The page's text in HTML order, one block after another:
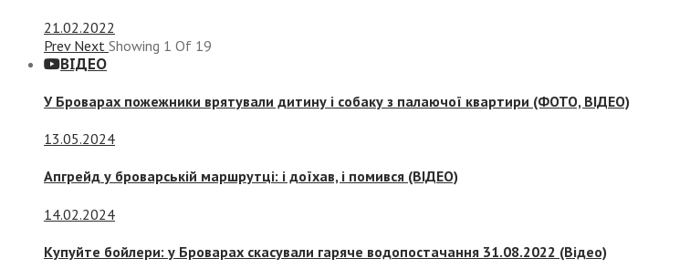
21.02.2022
Prev Next Showing 1 Of 19
ВІДЕО
У Броварах пожежники врятували дитину і собаку з палаючої квартири (ФОТО, ВІДЕО)
13.05.2024
Апгрейд у броварській маршрутці: і доїхав, і помився (ВІДЕО)
14.02.2024
Купуйте бойлери: у Броварах скасували гаряче водопостачання 31.08.2022 (Відео)